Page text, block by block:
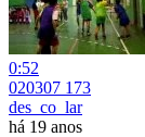
0:52
020307 173
des_co_lar
há 19 anos